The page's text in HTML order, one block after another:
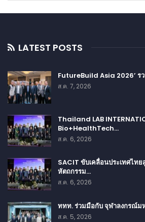
LATEST POSTS
FutureBuild Asia 2026’ ร
ส.ค. 7, 2026
Thailand LAB
Bio+HealthTech…
ส.ค. 6, 2026
SACIT ขับเคลื่อนประเทศไท
หัตถกรรม…
ส.ค. 6, 2026
ททท. ร่วมมือกับ จุฬาลงกรณ์ม
ส.ค. 5, 2026